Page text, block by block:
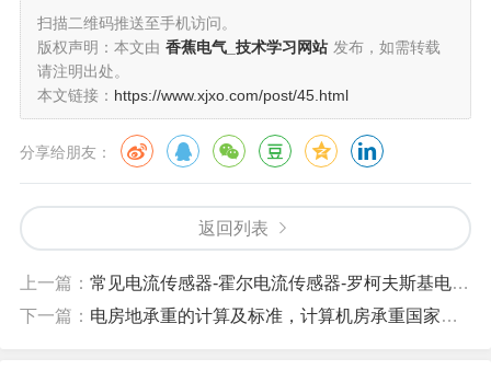
能起限制励磁涌流的作用，而大电源侧系统阻抗小，且一般变压器低压绕组绕
在里面，漏抗较小，故在大电源和低压侧投入时涌流较大。在试验中，保护装
置一次也不应动作，否则应增大继电器的动作电流。
10、在拆动二次线时，应采取哪些措施？
动较多时，应在每个线头上栓牌。拆动或敷设二次电缆时，应还在电缆的首末
11、瓦斯保护的反事故措施要求是什么？
（1）将瓦斯继电器的下浮筒该挡板式，接点改为立式，以提高重瓦斯动作
的可靠性。（2）为防止瓦斯继电器因漏水短路，应在其端部和电缆引线端子
啊是继电器的引出线和电缆线应分别连接在电缆引线端子箱内的端子上。
扫描二维码推送至手机访问。
版权声明：本文由 香蕉电气_技术学习网站 发布，如需转载
请注明出处。
本文链接： https://www.xjxo.com/post/45.html
分享给朋友：
返回列表
上一篇： 常见电流传感器-霍尔电流传感器-罗柯夫斯基电流传感器(罗氏线圈)
下一篇： 电房地承重的计算及标准，计算机房承重国家标准,机房建设地面承重的计算，比如楼板承重一平方活荷载是200kg...